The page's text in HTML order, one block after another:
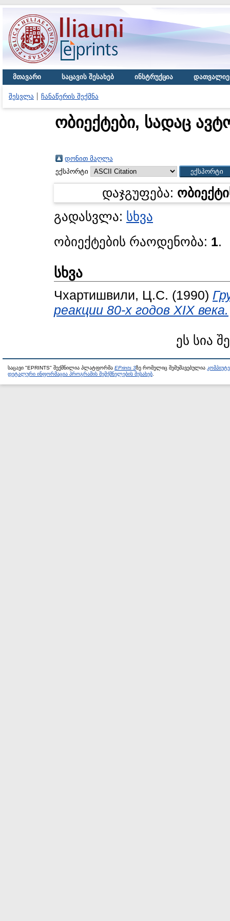
მთავარი საცავის შესახებ ინსტრუქცია
შესვლა ჩანაწერის შექმნა
ობიექტები, სადაც
დონით მაღლა
ექსპორტი
დაჯგუფება:
გადასვლა: სხვა
ობიექტების რაოდენობა: 1.
სხვა
Чхартишвили, Ц.С. (1990)
реакции 80-х годов XIX века.
ეს სია
საცავი "EPRINTS" შექმნილია პლატფორმა EPrints 3ზე რომელიც შემუშავებულია
დეტალური ინფორმაცია პროგრამის შემქმნელების შესახებ